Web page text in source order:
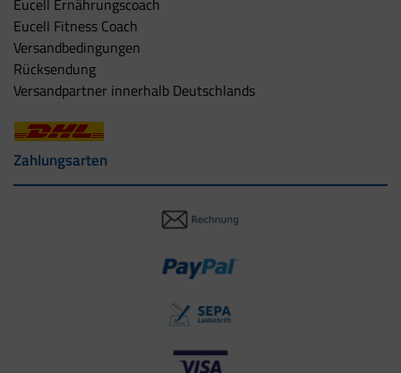
Eucell Ernährungscoach
Eucell Fitness Coach
Versandbedingungen
Rücksendung
Versandpartner innerhalb Deutschlands
Zahlungsarten